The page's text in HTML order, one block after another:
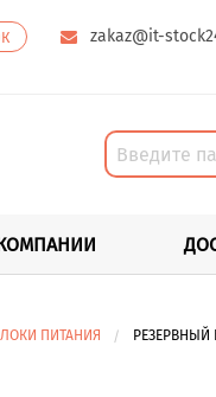
zakaz@it-
ПИТАНИЯ РЕЗЕРВНЫЙ